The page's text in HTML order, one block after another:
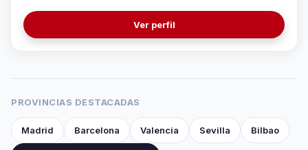
belleza, y cualquier otro producto que sea de mi interes.
Me gusta descubrir lugares nuevos y productos y
Ver perfil
PROVINCIAS DESTACADAS
Madrid Barcelona Valencia Sevilla Bilbao